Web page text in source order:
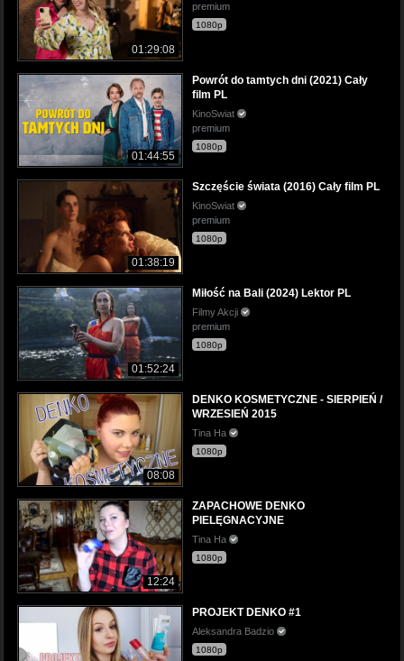
01:29:08
premium
1080p
01:44:55
Powrót do tamtych dni (2021) Cały
film PL
KinoSwiat
premium
1080p
01:38:19
Szczęście świata (2016) Cały film PL
KinoSwiat
premium
1080p
01:52:24
Miłość na Bali (2024) Lektor PL
Filmy Akcji
premium
1080p
08:08
DENKO KOSMETYCZNE - SIERPIEŃ /
WRZESIEŃ 2015
Tina Ha
1080p
12:24
ZAPACHOWE DENKO
PIELĘGNACYJNE
Tina Ha
1080p
PROJEKT DENKO #1
Aleksandra Badzio
1080p